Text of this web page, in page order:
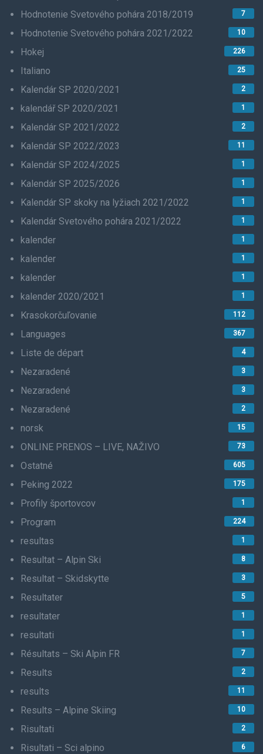
Hodnotenie Svetového pohára 2018/2019
7
Hodnotenie Svetového pohára 2021/2022 10
Hokej 226
Italiano 25
Kalendár SP 2020/2021 2
kalendář SP 2020/2021 1
Kalendár SP 2021/2022 2
Kalendár SP 2022/2023 11
Kalendár SP 2024/2025 1
Kalendár SP 2025/2026 1
Kalendár SP skoky na lyžiach 2021/2022 1
Kalendár Svetového pohára 2021/2022 1
kalender 1
kalender 1
kalender 1
kalender 2020/2021 1
Krasokorčuľovanie 112
Languages 367
Liste de départ 4
Nezaradené 3
Nezaradené 3
Nezaradené 2
norsk 15
ONLINE PRENOS – LIVE, NAŽIVO 73
Ostatné 605
Peking 2022 175
Profily športovcov 1
Program 224
resultas 1
Resultat – Alpin Ski 8
Resultat – Skidskytte 3
Resultater 5
resultater 1
resultati 1
Résultats – Ski Alpin FR 7
Results 2
results 11
Results – Alpine Skiing 10
Risultati 2
Risultati – Sci alpino 6